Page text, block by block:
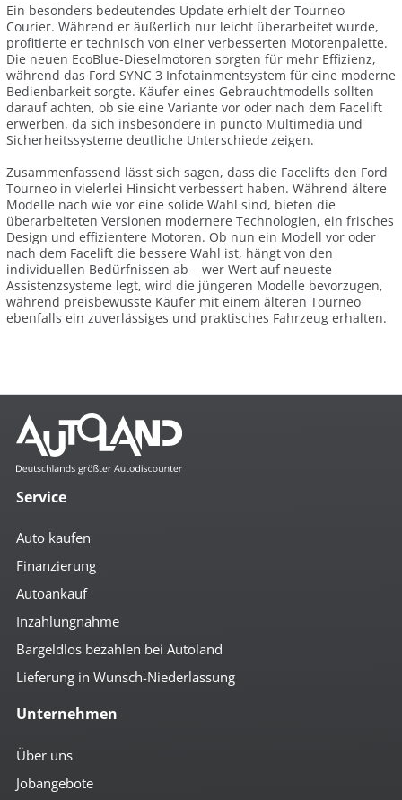
Ein besonders bedeutendes Update erhielt der Tourneo
Courier. Während er äußerlich nur leicht überarbeitet wurde,
profitierte er technisch von einer verbesserten Motorenpalette.
Die neuen EcoBlue-Dieselmotoren sorgten für mehr Effizienz,
während das Ford SYNC 3 Infotainmentsystem für eine moderne
Bedienbarkeit sorgte. Käufer eines Gebrauchtmodells sollten
darauf achten, ob sie eine Variante vor oder nach dem Facelift
erwerben, da sich insbesondere in puncto Multimedia und
Sicherheitssysteme deutliche Unterschiede zeigen.
Zusammenfassend lässt sich sagen, dass die Facelifts den Ford
Tourneo in vielerlei Hinsicht verbessert haben. Während ältere
Modelle nach wie vor eine solide Wahl sind, bieten die
überarbeiteten Versionen modernere Technologien, ein frisches
Design und effizientere Motoren. Ob nun ein Modell vor oder
nach dem Facelift die bessere Wahl ist, hängt von den
individuellen Bedürfnissen ab – wer Wert auf neueste
Assistenzsysteme legt, wird die jüngeren Modelle bevorzugen,
während preisbewusste Käufer mit einem älteren Tourneo
ebenfalls ein zuverlässiges und praktisches Fahrzeug erhalten.
Service
Auto kaufen
Finanzierung
Autoankauf
Inzahlungnahme
Bargeldlos bezahlen bei Autoland
Lieferung in Wunsch-Niederlassung
Unternehmen
Über uns
Jobangebote